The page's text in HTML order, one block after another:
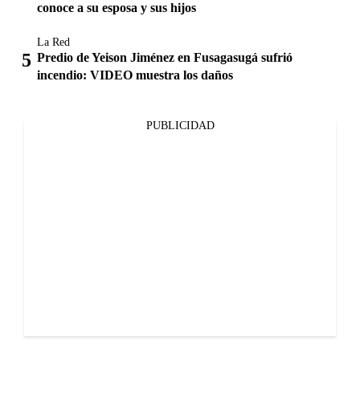
conoce a su esposa y sus hijos
La Red
Predio de Yeison Jiménez en Fusagasugá sufrió
incendio: VIDEO muestra los daños
PUBLICIDAD